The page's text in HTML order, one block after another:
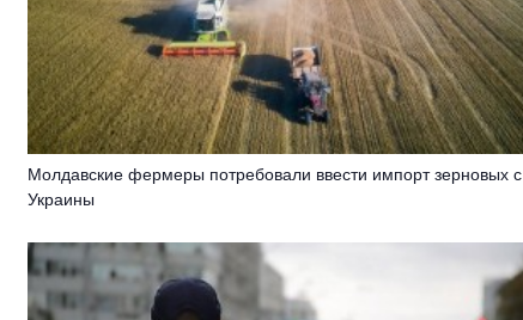
Молдавские фермеры потребовали ввести импорт зерновых с
Украины